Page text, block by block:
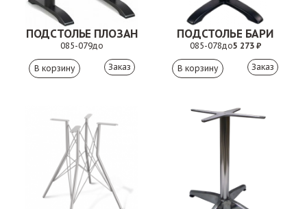
ПОДСТОЛЬЕ ПЛОЗАН
085-079до
Заказ
ПОДСТОЛЬЕ БАРИ
085-078до5 273 ₽
Заказ